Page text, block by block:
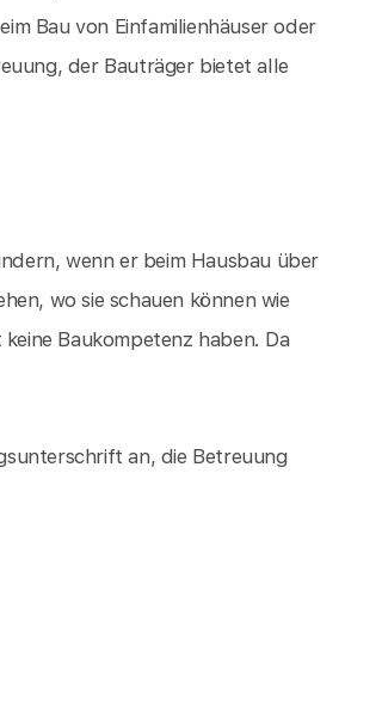
Bau von Einfamilienhäuser oder
der Bauträger bietet alle
wenn er beim Hausbau über
wo sie schauen können wie
Baukompetenz haben. Da
an, die Betreuung